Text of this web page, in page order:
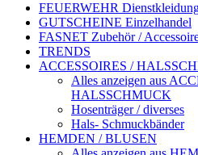
FEUERWEHR
GUTSCHEINE Einzelhandel
FASNET Zubehör /
TRENDS
ACCESSOIRES /
Alles anzeigen aus
HALSSCHMUCK
Hosenträger / diverses
Hals- Schmuckbänder
HEMDEN / BLUSEN